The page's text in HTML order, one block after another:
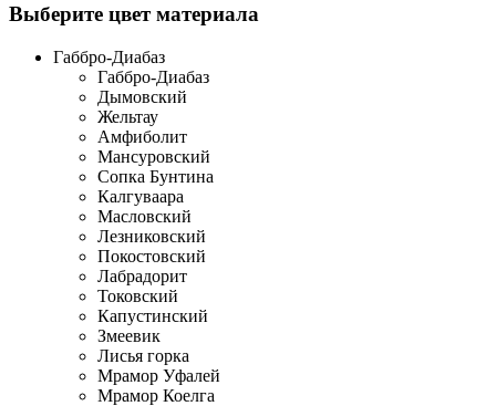
Выберите цвет материала
Габбро-Диабаз
Габбро-Диабаз
Дымовский
Жельтау
Амфиболит
Мансуровский
Сопка Бунтина
Калгуваара
Масловский
Лезниковский
Покостовский
Лабрадорит
Токовский
Капустинский
Змеевик
Лисья горка
Мрамор Уфалей
Мрамор Коелга